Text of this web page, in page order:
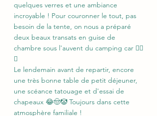
quelques verres et une ambiance
incroyable ! Pour couronner le tout, pas
besoin de la tente, on nous a préparé
deux beaux transats en guise de
chambre sous l'auvent du camping car 👌🏻
😁
Le lendemain avant de repartir, encore
une très bonne table de petit déjeuner,
une scéance tatouage et d'essai de
chapeaux 😂🤠🤡 Toujours dans cette
atmosphère familiale !